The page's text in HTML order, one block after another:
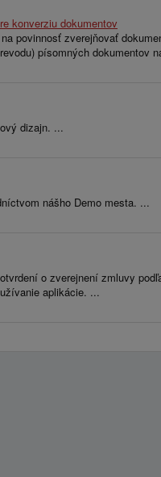
konverziu dokumentov
povinnosť zverejňovať
písomných dokumentov
dizajn. ...
nášho Demo mesta. ...
o zverejnení zmluvy
aplikácie. ...